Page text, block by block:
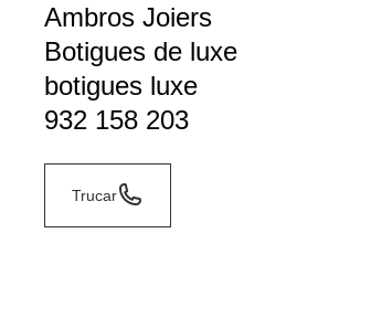
Ambros Joiers
Botigues de luxe
botigues luxe
932 158 203
Trucar